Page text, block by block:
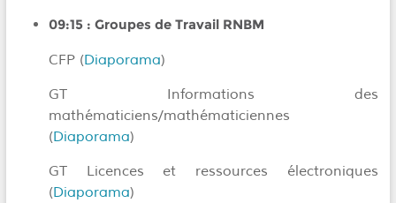
09:15 : Groupes de Travail RNBM
CFP (Diaporama)
GT Informations des
mathématiciens/mathématiciennes
(Diaporama)
GT Licences et ressources électroniques
(Diaporama)